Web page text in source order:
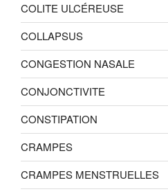
COLITE ULCÉREUSE
COLLAPSUS
CONGESTION NASALE
CONJONCTIVITE
CONSTIPATION
CRAMPES
CRAMPES MENSTRUELLES